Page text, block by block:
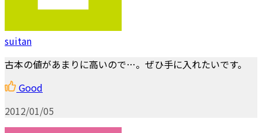
suitan
古本の値があまりに高いので…。ぜひ手に入れたいです。
Good
2012/01/05